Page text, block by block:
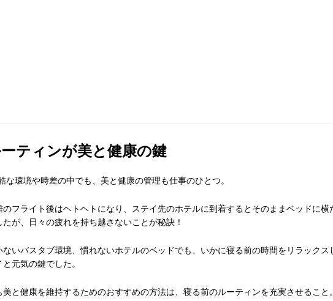
ティンが美と健康の鍵
な環境や時差の中でも、美と健康の管理も仕事のひとつ。
フライト後はヘトヘトになり、ステイ先のホテルに到着するとそのままベッドに横
が、日々の疲れを持ち越さないことが秘訣！
ないバスタブ環境、慣れないホテルのベッドでも、いかに寝る前の時間をリラックス
元気の鍵でした。
と健康を維持するためのおすすめの方法は、寝る前のルーティンを充実させること。